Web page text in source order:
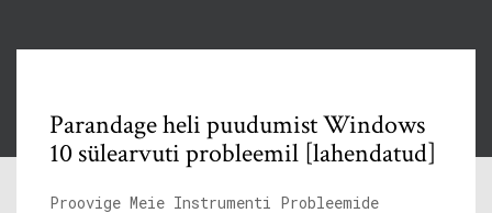
Parandage heli puudumist Windows
10 sülearvuti probleemil [lahendatud]
Proovige Meie Instrumenti Probleemide